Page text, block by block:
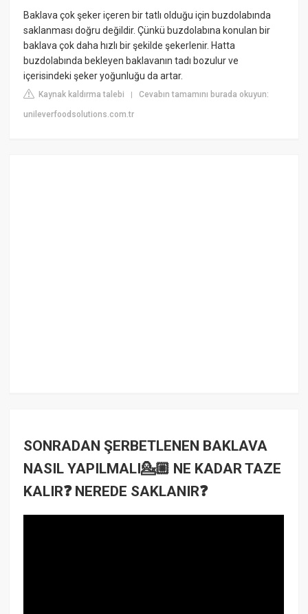
Baklava çok şeker içeren bir tatlı olduğu için buzdolabında
saklanması doğru değildir. Çünkü buzdolabına konulan bir
baklava çok daha hızlı bir şekilde şekerlenir. Hatta
buzdolabında bekleyen baklavanın tadı bozulur ve
içerisindeki şeker yoğunluğu da artar.
Kaynak kaldırma talebi |Cevabın tamamını burada okuyun:
unileverfoodsolutions.com.tr
SONRADAN ŞERBETLENEN BAKLAVA
NASIL YAPILMALI💁🏼 NE KADAR TAZE
KALIR❓ NEREDE SAKLANIR❓